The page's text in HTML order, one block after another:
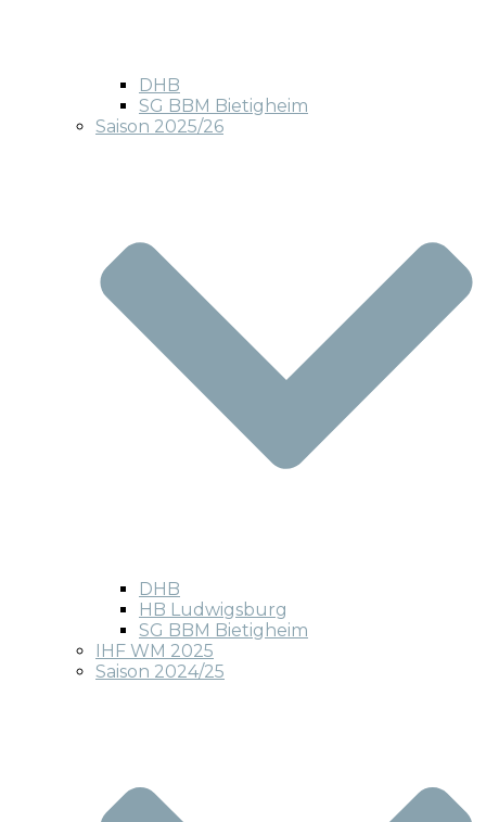
DHB
SG BBM Bietigheim
Saison 2025/26
DHB
HB Ludwigsburg
SG BBM Bietigheim
IHF WM 2025
Saison 2024/25